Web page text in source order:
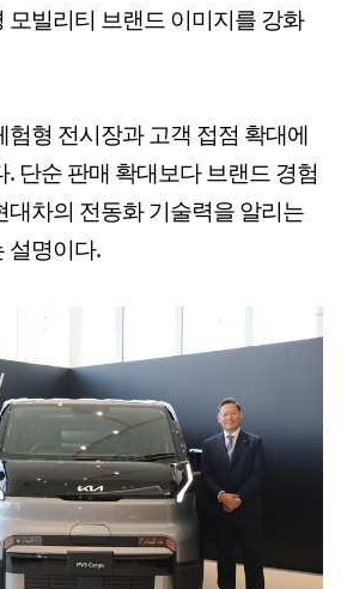
모빌리티 브랜드 이미지를 강화
험형 전시장과 고객 접점 확대에
단순 판매 확대보다 브랜드 경험
대차의 전동화 기술력을 알리는
설명이다.